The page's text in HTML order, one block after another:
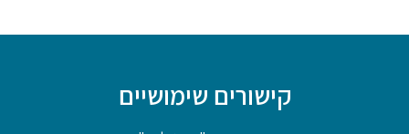
קישורים שימושיים